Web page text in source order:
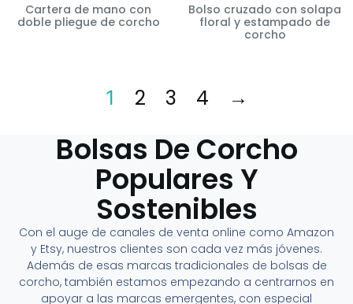
Cartera de mano con
doble pliegue de corcho
Bolso cruzado con solapa
floral y estampado de
corcho
1 2 3 4 →
Bolsas De Corcho
Populares Y
Sostenibles
Con el auge de canales de venta online como Amazon
y Etsy, nuestros clientes son cada vez más jóvenes.
Además de esas marcas tradicionales de bolsas de
corcho, también estamos empezando a centrarnos en
apoyar a las marcas emergentes, con especial